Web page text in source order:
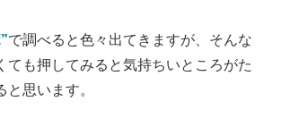
で調べると色々出てきますが、そんな
ても押してみると気持ちいところがた
と思います。